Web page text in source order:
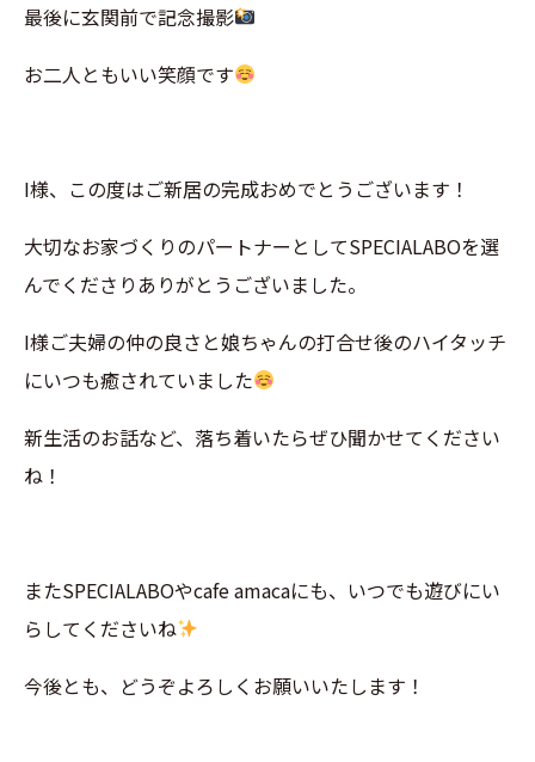
最後に玄関前で記念撮影
お二人ともいい笑顔です
I様、この度はご新居の完成おめでとうございます！
大切なお家づくりのパートナーとしてSPECIALABOを選
んでくださりありがとうございました。
I様ご夫婦の仲の良さと娘ちゃんの打合せ後のハイタッチ
にいつも癒されていました
新生活のお話など、落ち着いたらぜひ聞かせてください
ね！
またSPECIALABOやcafe amacaにも、いつでも遊びにい
らしてくださいね
今後とも、どうぞよろしくお願いいたします！